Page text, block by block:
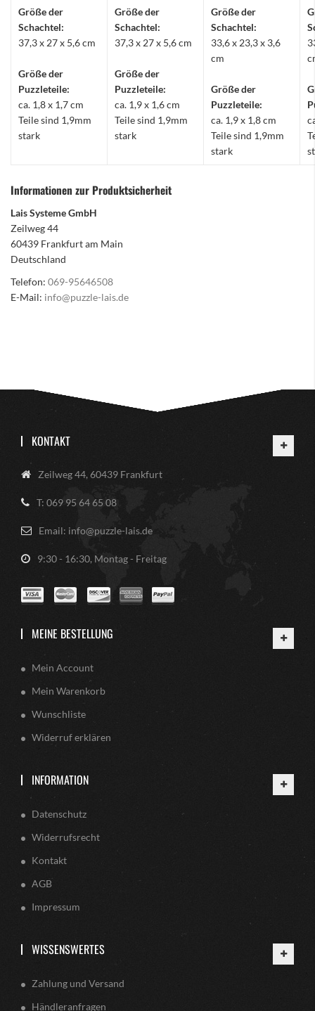
Größe der
Schachtel:
37,3 x 27 x 5,6 cm
Größe der
Puzzleteile:
ca. 1,8 x 1,7 cm
Teile sind 1,9mm
stark
Größe der
Schachtel:
37,3 x 27 x 5,6 cm
Größe der
Puzzleteile:
ca. 1,9 x 1,6 cm
Teile sind 1,9mm
stark
Größe der
Schachtel:
33,6 x 23,3 x 3,6
cm
Größe der
Puzzleteile:
ca. 1,9 x 1,8 cm
Teile sind 1,9mm
stark
Informationen zur Produktsicherheit
Lais Systeme GmbH
Zeilweg 44
60439 Frankfurt am Main
Deutschland
Telefon: 069-95646508
E-Mail: info@puzzle-lais.de
KONTAKT
Zeilweg 44, 60439 Frankfurt
T: 069 95 64 65 08
Email: info@puzzle-lais.de
9:30 - 16:30, Montag - Freitag
MEINE BESTELLUNG
Mein Account
Mein Warenkorb
Wunschliste
Widerruf erklären
INFORMATION
Datenschutz
Widerrufsrecht
Kontakt
AGB
Impressum
WISSENSWERTES
Zahlung und Versand
Händleranfragen